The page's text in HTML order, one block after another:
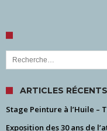
Rechercher :
ARTICLES RÉCENTS
Stage Peinture à l’Huile –
Exposition des 30 ans de